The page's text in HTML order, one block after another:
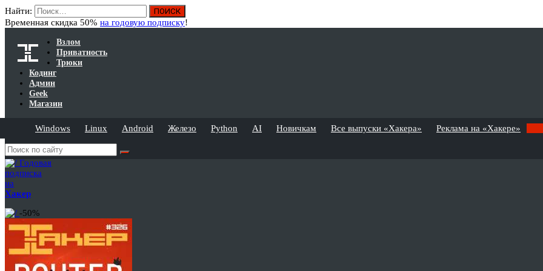
Найти:
Временная скидка 50% на годовую подписку!
Взлом
Приватность
Трюки
Кодинг
Админ
Geek
Магазин
Windows Linux Android Железо Python AI Новичкам Все выпуски «Хакера» Реклама на «Хакере»
Годовая
подписка
на
Хакер
-50%